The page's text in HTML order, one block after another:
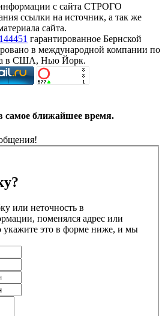
с сайта СТРОГО
ссылки на источник, а так же
сайта.
гарантированное Бернской
в международной компании по
в США, Нью Йорк.
ближайшее время.
или неточность в
поменялся адрес или
укажите это в форме ниже, и мы